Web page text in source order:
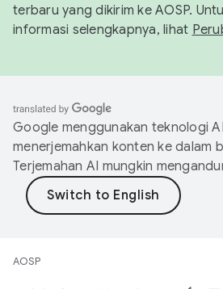
terbaru yang dikirim ke AOSP.
informasi selengkapnya, lihat
Google menggunakan teknologi
menerjemahkan konten ke dalam
Terjemahan AI mungkin
AOSP